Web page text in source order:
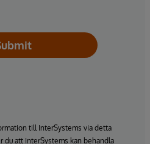
till InterSystems via detta
du att InterSystems kan behandla